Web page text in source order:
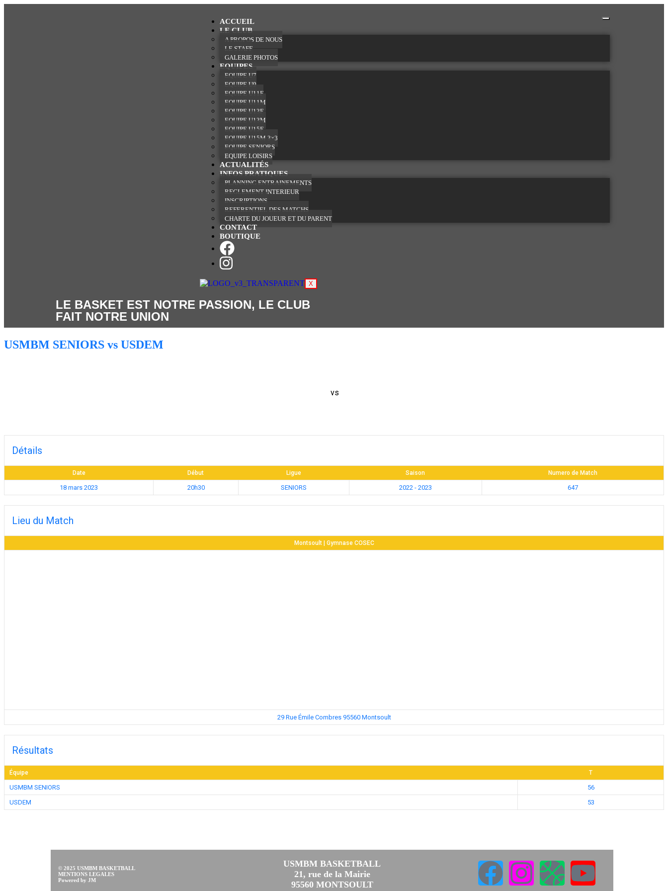
ACCUEIL
LE CLUB
A PROPOS DE NOUS
LE STAFF
GALERIE PHOTOS
EQUIPES
EQUIPE U7
EQUIPE U9
EQUIPE U11F
EQUIPE U11M
EQUIPE U13F
EQUIPE U13M
EQUIPE U15F
EQUIPE U15M 3×3
EQUIPE SENIORS
EQUIPE LOISIRS
ACTUALITÉS
INFOS PRATIQUES
PLANNING ENTRAINEMENTS
REGLEMENT INTERIEUR
INSCRIPTIONS
REFERENTIEL DES MATCHS
CHARTE DU JOUEUR ET DU PARENT
CONTACT
BOUTIQUE
X
LE BASKET EST NOTRE PASSION, LE CLUB
FAIT NOTRE UNION
USMBM SENIORS vs USDEM
vs
Détails
Date Début Ligue Saison Numero de Match
18 mars 2023 20h30 SENIORS 2022 - 2023 647
Lieu du Match
Montsoult | Gymnase COSEC
29 Rue Émile Combres 95560 Montsoult
Résultats
Équipe T
USMBM SENIORS
56
USDEM
53
© 2025 USMBM BASKETBALL
MENTIONS LEGALES
Powered by JM
USMBM BASKETBALL
21, rue de la Mairie
95560 MONTSOULT